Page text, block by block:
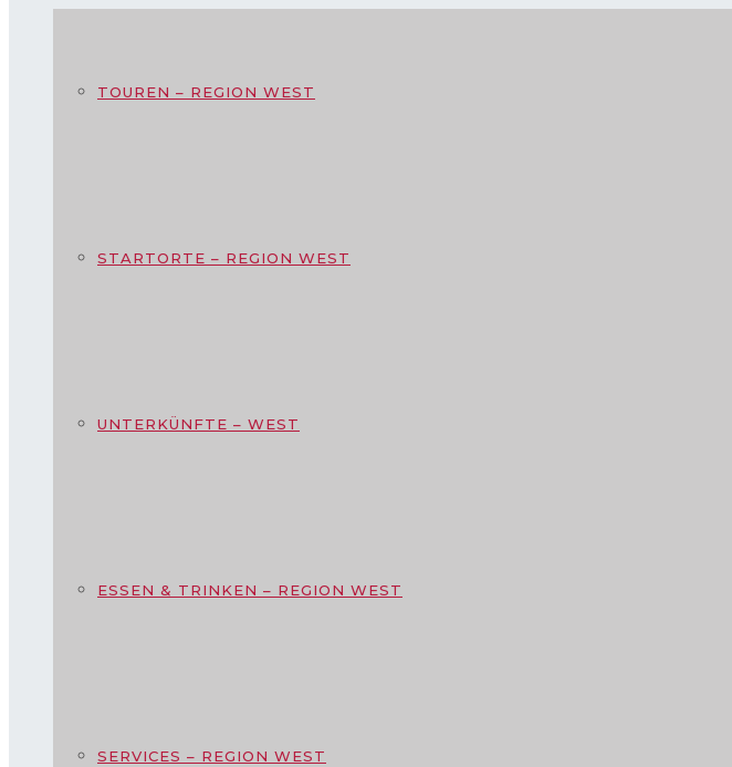
TOUREN – REGION WEST
STARTORTE – REGION WEST
UNTERKÜNFTE – WEST
ESSEN & TRINKEN – REGION WEST
SERVICES – REGION WEST